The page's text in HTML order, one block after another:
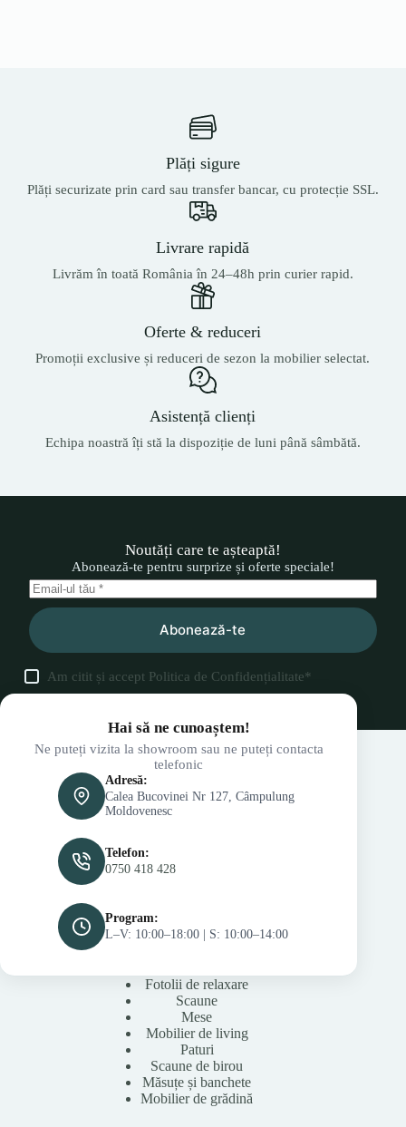
Plăți sigure
Plăți securizate prin card sau transfer bancar, cu protecție SSL.
Livrare rapidă
Livrăm în toată România în 24–48h prin curier rapid.
Oferte & reduceri
Promoții exclusive și reduceri de sezon la mobilier selectat.
Asistență clienți
Echipa noastră îți stă la dispoziție de luni până sâmbătă.
Noutăți care te așteaptă!
Abonează-te pentru surprize și oferte speciale!
Abonează-te
Am citit și accept Politica de Confidențialitate*
Hai să ne cunoaștem!
Ne puteți vizita la showroom sau ne puteți contacta
telefonic
Adresă:
Calea Bucovinei Nr 127, Câmpulung
Moldovenesc
Telefon:
0750 418 428
Program:
L–V: 10:00–18:00 | S: 10:00–14:00
Fotolii de relaxare
Scaune
Mese
Mobilier de living
Paturi
Scaune de birou
Măsuțe și banchete
Mobilier de grădină